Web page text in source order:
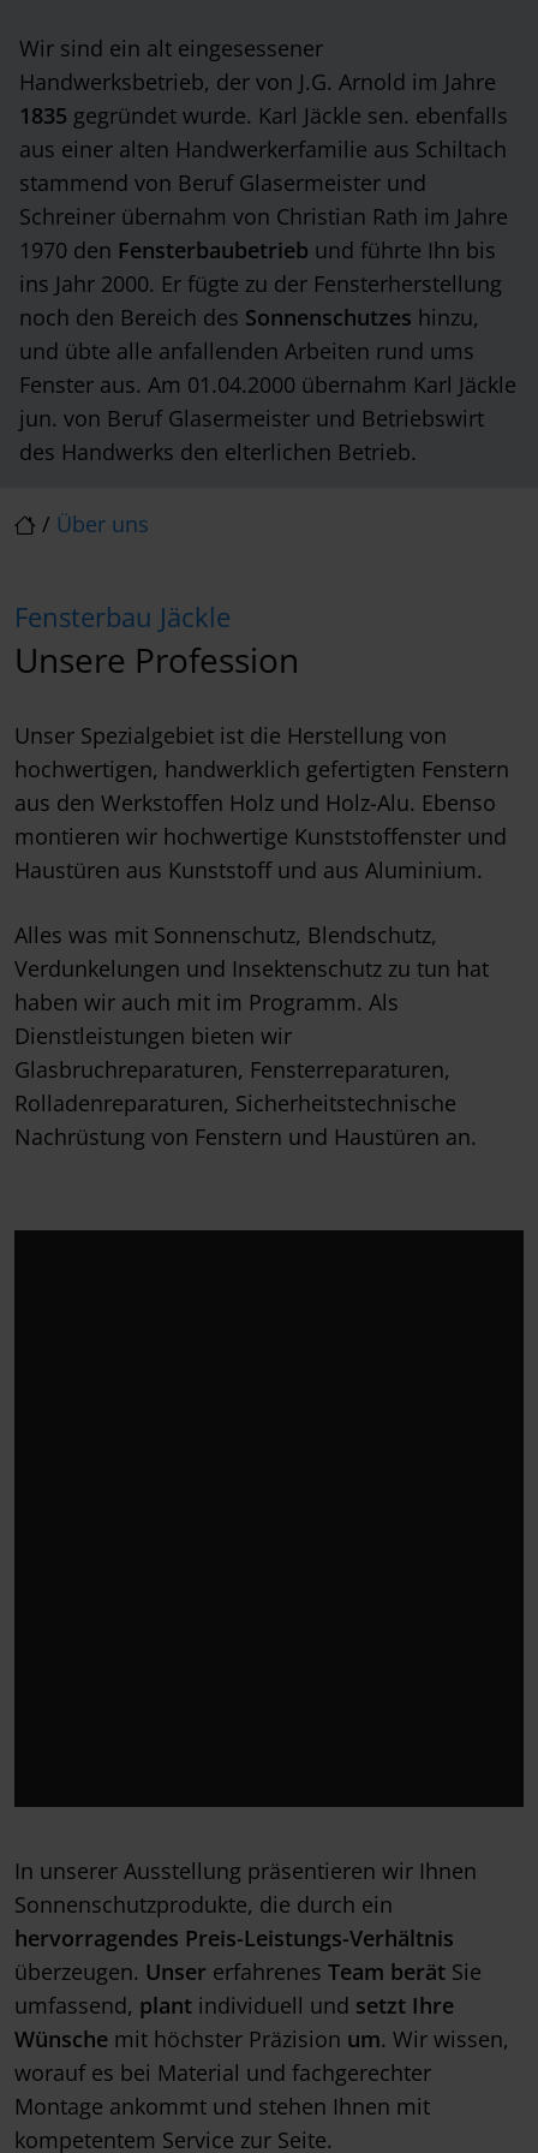
/ Über uns
Wir sind ein alt eingesessener
Handwerksbetrieb, der von J.G. Arnold im Jahre
1835 gegründet wurde. Karl Jäckle sen. ebenfalls
aus einer alten Handwerkerfamilie aus Schiltach
stammend von Beruf Glasermeister und
Schreiner übernahm von Christian Rath im Jahre
1970 den Fensterbaubetrieb und führte Ihn bis
ins Jahr 2000. Er fügte zu der Fensterherstellung
noch den Bereich des Sonnenschutzes hinzu,
und übte alle anfallenden Arbeiten rund ums
Fenster aus. Am 01.04.2000 übernahm Karl Jäckle
jun. von Beruf Glasermeister und Betriebswirt
des Handwerks den elterlichen Betrieb.
Fensterbau Jäckle
Unsere Profession
Unser Spezialgebiet ist die Herstellung von
hochwertigen, handwerklich gefertigten Fenstern
aus den Werkstoffen Holz und Holz-Alu. Ebenso
montieren wir hochwertige Kunststoffenster und
Haustüren aus Kunststoff und aus Aluminium.
Alles was mit Sonnenschutz, Blendschutz,
Verdunkelungen und Insektenschutz zu tun hat
haben wir auch mit im Programm. Als
Dienstleistungen bieten wir
Glasbruchreparaturen, Fensterreparaturen,
Rolladenreparaturen, Sicherheitstechnische
Nachrüstung von Fenstern und Haustüren an.
In unserer Ausstellung präsentieren wir Ihnen
Sonnenschutzprodukte, die durch ein
hervorragendes Preis-Leistungs-Verhältnis
überzeugen. Unser erfahrenes Team berät Sie
umfassend, plant individuell und setzt Ihre
Wünsche mit höchster Präzision um. Wir wissen,
worauf es bei Material und fachgerechter
Montage ankommt und stehen Ihnen mit
kompetentem Service zur Seite.